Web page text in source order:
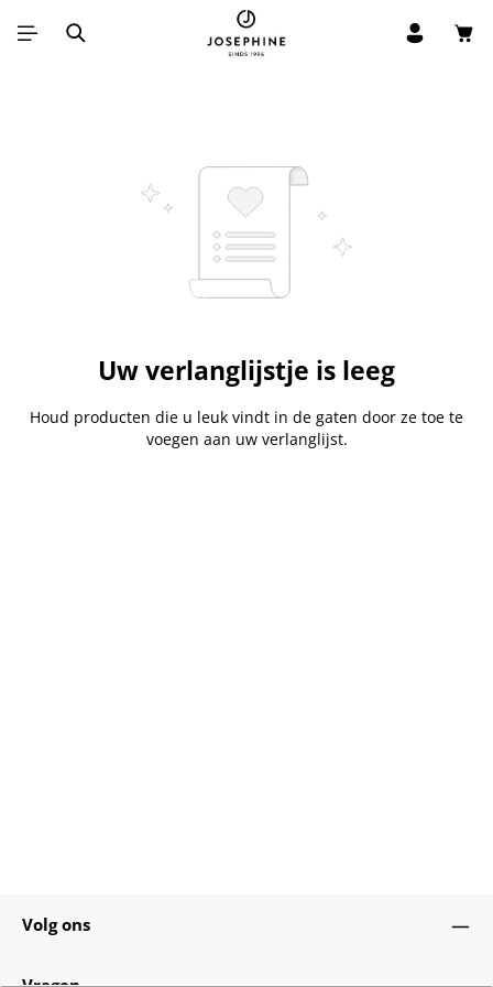
Ga naar de hoofdinhoud
Uw verlanglijstje is leeg
Houd producten die u leuk vindt in de gaten door ze toe te
voegen aan uw verlanglijst.
Volg ons